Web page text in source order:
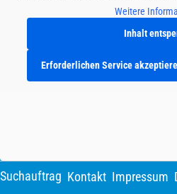
Weitere
Inhalt
Erforderlichen Service
Suchauftrag Kontakt Impressum